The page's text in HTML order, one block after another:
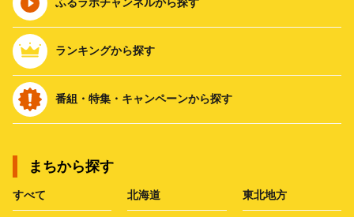
ランキングから探す
番組・特集・キャンペーンから探す
まちから探す
すべて 北海道 東北地方